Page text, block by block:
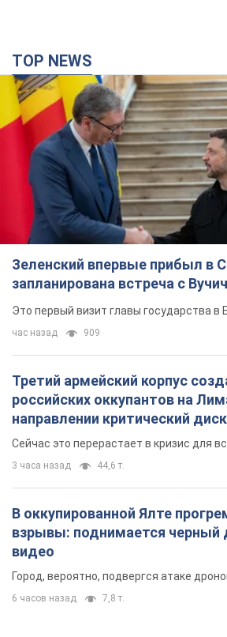
Зеленский впервые прибыл в
запланирована встреча с
Это первый визит главы государства в
час назад 909
Третий армейский корпус
российских оккупантов на
направлении критический
удалось
Сейчас это перерастает в кризис для
3 часа назад 44,6 т.
В оккупированной Ялте
взрывы: поднимается черный
видео
Город, вероятно, подвергся атаке
6 часов назад 7,8 т.